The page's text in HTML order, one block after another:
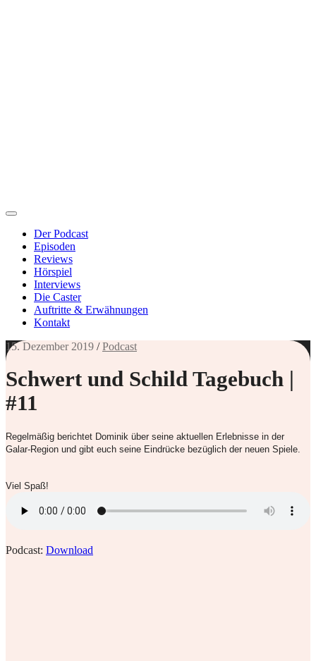
Der Podcast
Episoden
Reviews
Hörspiel
Interviews
Die Caster
Auftritte & Erwähnungen
Kontakt
15. Dezember 2019 /Podcast
Schwert und Schild Tagebuch |
#11
Regelmäßig berichtet Dominik über seine aktuellen Erlebnisse in der
Galar-Region und gibt euch seine Eindrücke bezüglich der neuen Spiele.
Viel Spaß!
Podcast: Download